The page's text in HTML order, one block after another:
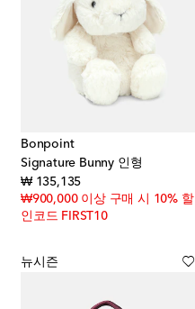
Bonpoint
Signature Bunny 인형
₩ 135,135original price
₩900,000 이상 구매 시 10% 할
인코드 FIRST10
뉴시즌